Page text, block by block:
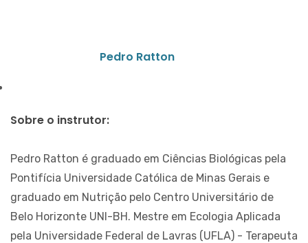
Pedro Ratton
Sobre o instrutor:
Pedro Ratton é graduado em Ciências Biológicas pela
Pontifícia Universidade Católica de Minas Gerais e
graduado em Nutrição pelo Centro Universitário de
Belo Horizonte UNI-BH. Mestre em Ecologia Aplicada
pela Universidade Federal de Lavras (UFLA) - Terapeuta